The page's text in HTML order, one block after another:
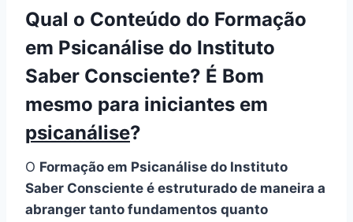
Qual o Conteúdo do Formação
em Psicanálise do Instituto
Saber Consciente? É Bom
mesmo para iniciantes em
psicanálise?
O Formação em Psicanálise do Instituto
Saber Consciente é estruturado de maneira a
abranger tanto fundamentos quanto